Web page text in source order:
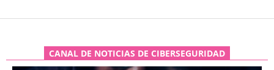
CANAL DE NOTICIAS DE CIBERSEGURIDAD